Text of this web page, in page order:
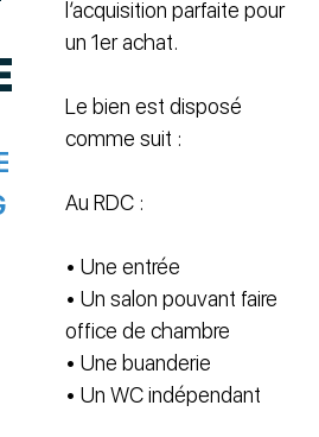
l’acquisition parfaite pour
un 1er achat.
Le bien est disposé
comme suit :
Au RDC :
• Une entrée
• Un salon pouvant faire
office de chambre
• Une buanderie
• Un WC indépendant